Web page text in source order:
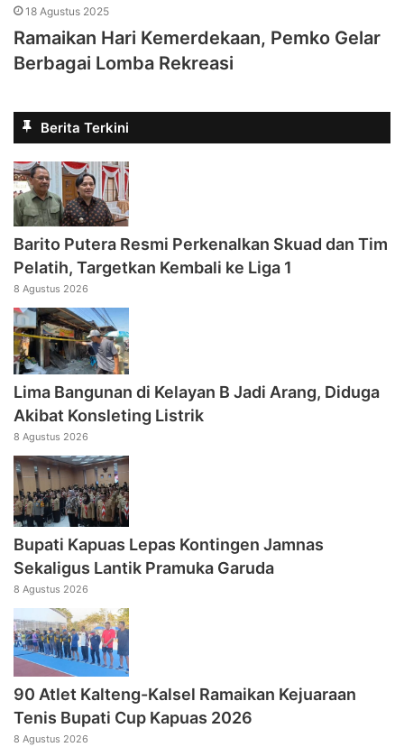
18 Agustus 2025
Ramaikan Hari Kemerdekaan, Pemko Gelar
Berbagai Lomba Rekreasi
Berita Terkini
Barito Putera Resmi Perkenalkan Skuad dan Tim
Pelatih, Targetkan Kembali ke Liga 1
8 Agustus 2026
Lima Bangunan di Kelayan B Jadi Arang, Diduga
Akibat Konsleting Listrik
8 Agustus 2026
Bupati Kapuas Lepas Kontingen Jamnas
Sekaligus Lantik Pramuka Garuda
8 Agustus 2026
90 Atlet Kalteng-Kalsel Ramaikan Kejuaraan
Tenis Bupati Cup Kapuas 2026
8 Agustus 2026